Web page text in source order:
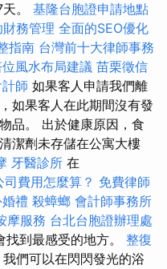
。 基隆台胞證申請地點
務管理 全面的SEO優化
指南 台灣前十大律師事務
風水布局建議 苗栗徵信
師 如果客人申請我們離
如果客人在此期間沒有發
品。 出於健康原因，食
潔劑未存儲在公寓大樓
牙醫診所 在
司費用怎麼算？ 免費律師
禮 殺蟑螂 會計師事務所
摩服務 台北台胞證辦理處
到最感受的地方。 整復
們可以在閃閃發光的浴